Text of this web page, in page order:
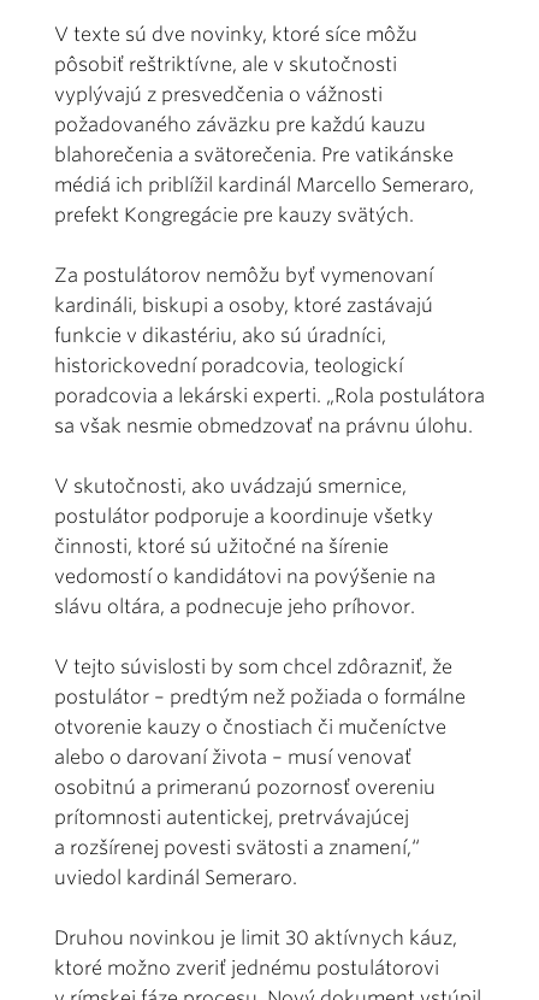
V texte sú dve novinky, ktoré síce môžu
pôsobiť reštriktívne, ale v skutočnosti
vyplývajú z presvedčenia o vážnosti
požadovaného záväzku pre každú kauzu
blahorečenia a svätorečenia. Pre vatikánske
médiá ich priblížil kardinál Marcello Semeraro,
prefekt Kongregácie pre kauzy svätých.
Za postulátorov nemôžu byť vymenovaní
kardináli, biskupi a osoby, ktoré zastávajú
funkcie v dikastériu, ako sú úradníci,
historickovední poradcovia, teologickí
poradcovia a lekárski experti. „Rola postulátora
sa však nesmie obmedzovať na právnu úlohu.
V skutočnosti, ako uvádzajú smernice,
postulátor podporuje a koordinuje všetky
činnosti, ktoré sú užitočné na šírenie
vedomostí o kandidátovi na povýšenie na
slávu oltára, a podnecuje jeho príhovor.
V tejto súvislosti by som chcel zdôrazniť, že
postulátor – predtým než požiada o formálne
otvorenie kauzy o čnostiach či mučeníctve
alebo o darovaní života – musí venovať
osobitnú a primeranú pozornosť overeniu
prítomnosti autentickej, pretrvávajúcej
a rozšírenej povesti svätosti a znamení,“
uviedol kardinál Semeraro.
Druhou novinkou je limit 30 aktívnych káuz,
ktoré možno zveriť jednému postulátorovi